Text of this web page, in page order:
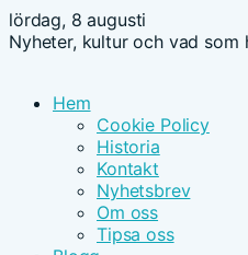
lördag, 8 augusti
Nyheter, kultur och vad som
Hem
Cookie Policy
Historia
Kontakt
Nyhetsbrev
Om oss
Tipsa oss